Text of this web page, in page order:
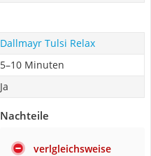
Dallmayr Tulsi Relax
5–10 Minuten
Ja
Nachteile
verlgleichsweise